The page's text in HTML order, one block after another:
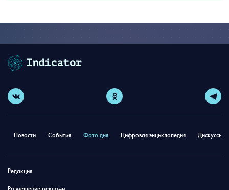
Новости События Фото дня Цифровая энциклопедия
Редакция